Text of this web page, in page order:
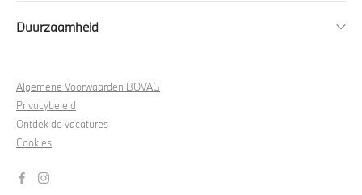
Duurzaamheid
Algemene Voorwaarden BOVAG
Privacybeleid
Ontdek de vacatures
Cookies